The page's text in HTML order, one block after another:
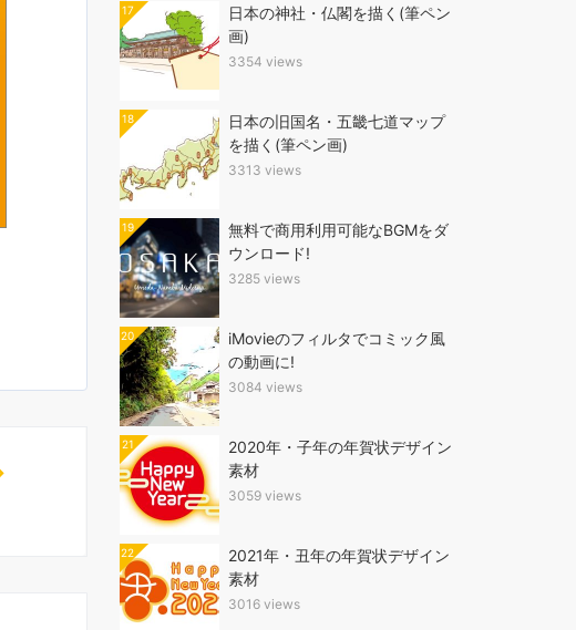
17
日本の神社・仏閣を描く(筆ペン
画)
3354 views
18
日本の旧国名・五畿七道マップ
を描く(筆ペン画)
3313 views
19
無料で商用利用可能なBGMをダ
ウンロード!
3285 views
20
iMovieのフィルタでコミック風
の動画に!
3084 views
21
2020年・子年の年賀状デザイン
素材
3059 views
22
2021年・丑年の年賀状デザイン
素材
3016 views